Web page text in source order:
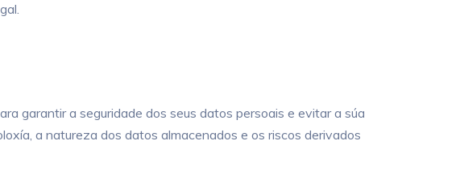
garantir a seguridade dos seus datos persoais e evitar a súa
a natureza dos datos almacenados e os riscos derivados